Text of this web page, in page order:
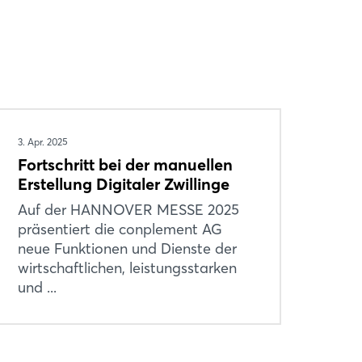
3. Apr. 2025
Fortschritt bei der manuellen
Erstellung Digitaler Zwillinge
Auf der HANNOVER MESSE 2025
präsentiert die conplement AG
neue Funktionen und Dienste der
wirtschaftlichen, leistungsstarken
und ...